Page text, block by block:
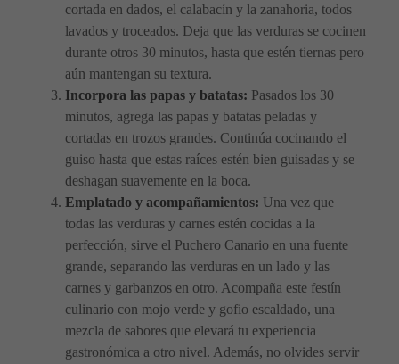
cortada en dados, el calabacín y la zanahoria, todos
lavados y troceados. Deja que las verduras se cocinen
durante otros 30 minutos, hasta que estén tiernas pero
aún mantengan su textura.
Incorpora las papas y batatas: Pasados los 30
minutos, agrega las papas y batatas peladas y
cortadas en trozos grandes. Continúa cocinando el
guiso hasta que estas raíces estén bien guisadas y se
deshagan suavemente en la boca.
Emplatado y acompañamientos: Una vez que
todas las verduras y carnes estén cocidas a la
perfección, sirve el Puchero Canario en una fuente
grande, separando las verduras en un lado y las
carnes y garbanzos en otro. Acompaña este festín
culinario con mojo verde y gofio escaldado, una
mezcla de sabores que elevará tu experiencia
gastronómica a otro nivel. Además, no olvides servir